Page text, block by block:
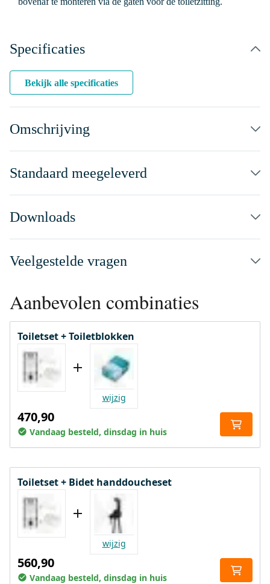
Specificaties
Bekijk alle specificaties
Omschrijving
Standaard meegeleverd
Downloads
Veelgestelde vragen
Aanbevolen combinaties
Toiletset + Toiletblokken
wijzig
470,90
Vandaag besteld, dinsdag in huis
Toiletset + Bidet handdoucheset
wijzig
560,90
Vandaag besteld, dinsdag in huis